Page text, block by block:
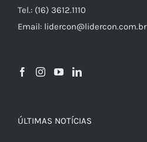
Tel.: (16) 3612.1110
Email: lidercon@lidercon.com.br
ÚLTIMAS NOTÍCIAS